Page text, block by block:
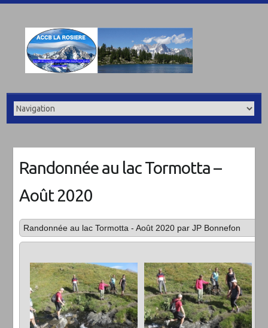
Randonnée au lac Tormotta –
Août 2020
Randonnée au lac Tormotta - Août 2020 par JP Bonnefon